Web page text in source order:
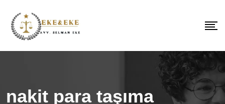
nakit para taşıma